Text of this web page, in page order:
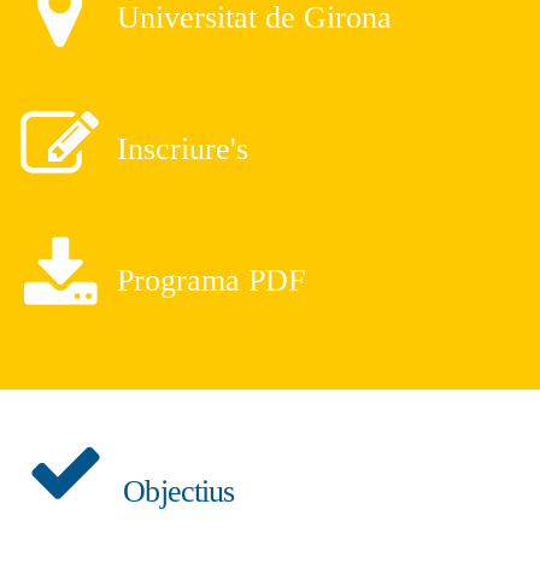
Universitat de Girona
Inscriure's
Programa PDF
Objectius